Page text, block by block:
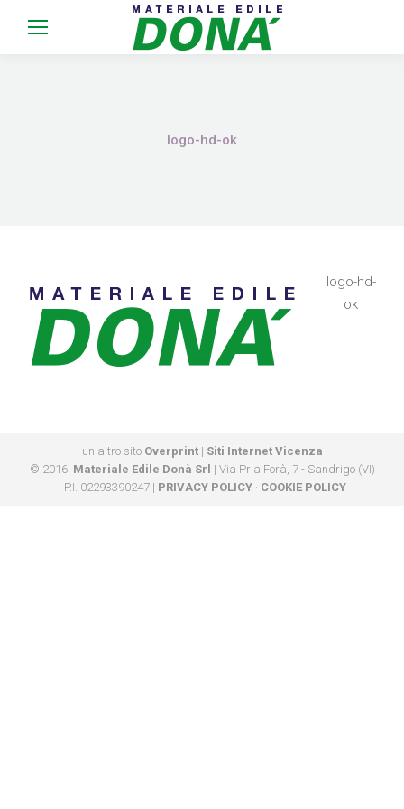
logo-hd-ok
logo-hd-
ok
un altro sito Overprint| Siti Internet Vicenza
© 2016. Materiale Edile Donà Srl | Via Pria Forà, 7 - Sandrigo (VI)
| P.I. 02293390247 | PRIVACY POLICY· COOKIE POLICY